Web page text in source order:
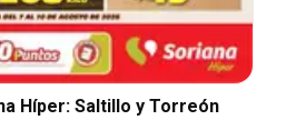
Híper: Saltillo y Torreón